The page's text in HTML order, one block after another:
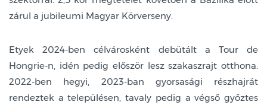
zárul a jubileumi Magyar Körverseny.
Etyek 2024-ben célvárosként debütált a Tour de
Hongrie-n, idén pedig először lesz szakaszrajt otthona.
2022-ben hegyi, 2023-ban gyorsasági részhajrát
rendeztek a településen, tavaly pedig a végső győztes